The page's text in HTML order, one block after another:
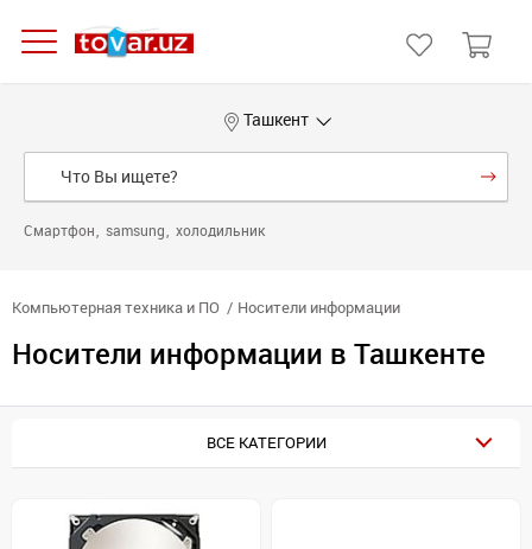
Ташкент
Смартфон samsung холодильник
Компьютерная техника и ПО Носители информации
Носители информации в Ташкенте
ВСЕ КАТЕГОРИИ